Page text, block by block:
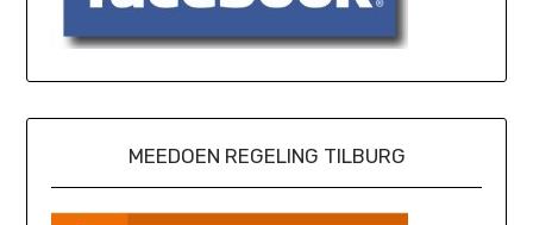
MEEDOEN REGELING TILBURG